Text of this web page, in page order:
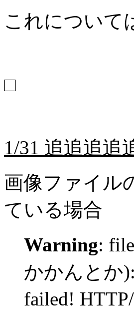
これについて
□
1/31 追追追追
画像ファイル
ている場合
Warning:
かかんとか):
failed!